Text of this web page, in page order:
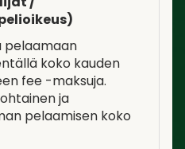
pelaamaan
koko kauden
fee -maksuja.
ja
pelaamisen koko